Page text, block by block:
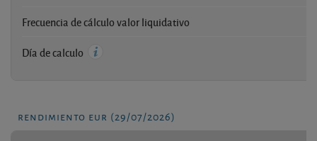
Frecuencia de cálculo valor liquidativo
Día de calculo
rendimiento eur (29/07/2026)